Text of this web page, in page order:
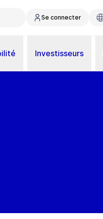
Se connecter
Investisseurs